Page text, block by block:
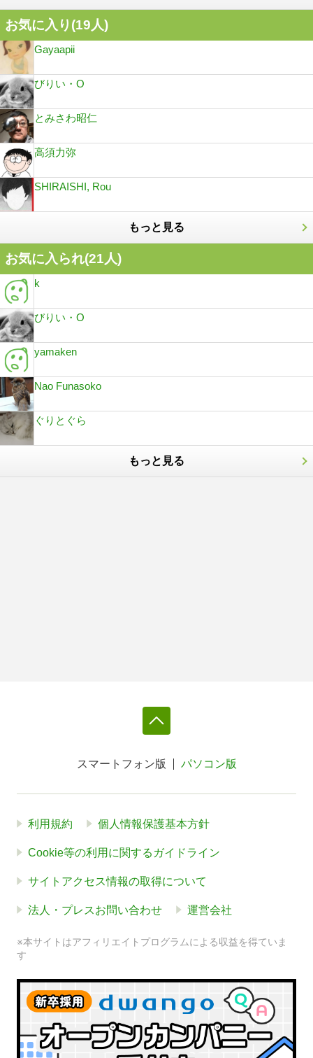
お気に入り(19人)
Gayaapii
びりい・O
とみさわ昭仁
高須力弥
SHIRAISHI, Rou
もっと見る
お気に入られ(21人)
k
びりい・O
yamaken
Nao Funasoko
ぐりとぐら
もっと見る
スマートフォン版 パソコン版
利用規約 個人情報保護基本方針
Cookie等の利用に関するガイドライン
サイトアクセス情報の取得について
法人・プレスお問い合わせ 運営会社
※本サイトはアフィリエイトプログラムによる収益を得ていま
す